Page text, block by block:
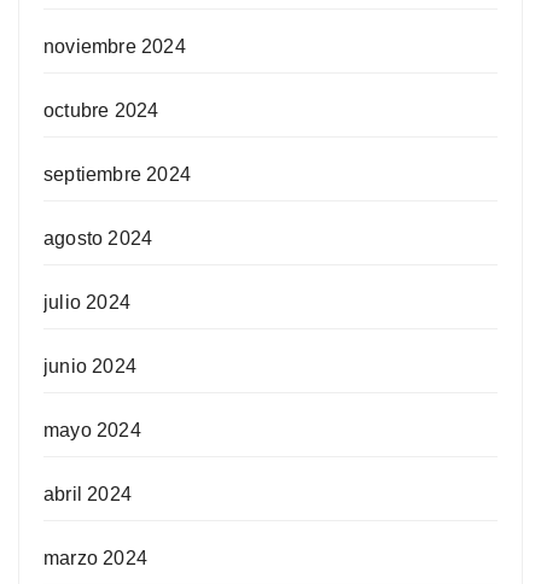
noviembre 2024
octubre 2024
septiembre 2024
agosto 2024
julio 2024
junio 2024
mayo 2024
abril 2024
marzo 2024